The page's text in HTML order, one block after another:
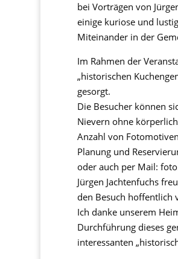
bei Vorträgen von
einige kuriose und
Miteinander in der
Im Rahmen der
„historischen
gesorgt.
Die Besucher können
Nievern ohne
Anzahl von
Planung und
oder auch per Mail:
Jürgen Jachtenfuchs
den Besuch hoffentlich
Ich danke unserem
Durchführung dieses
interessanten